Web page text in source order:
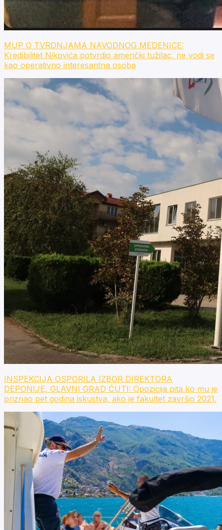
MUP O TVRDNJAMA NAVODNOG MEDENICE:
Kredibilitet Nikovića potvrdio američki tužilac, ne vodi se
kao operativno interesantna osoba
INSPEKCIJA OSPORILA IZBOR DIREKTORA
DEPONIJE, GLAVNI GRAD ĆUTI: Opozicija pita ko mu je
priznao pet godina iskustva, ako je fakultet završio 2021.